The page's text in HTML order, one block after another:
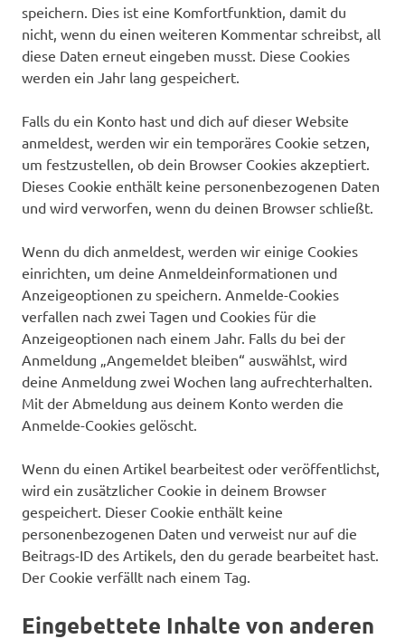
speichern. Dies ist eine Komfortfunktion, damit du
nicht, wenn du einen weiteren Kommentar schreibst, all
diese Daten erneut eingeben musst. Diese Cookies
werden ein Jahr lang gespeichert.
Falls du ein Konto hast und dich auf dieser Website
anmeldest, werden wir ein temporäres Cookie setzen,
um festzustellen, ob dein Browser Cookies akzeptiert.
Dieses Cookie enthält keine personenbezogenen Daten
und wird verworfen, wenn du deinen Browser schließt.
Wenn du dich anmeldest, werden wir einige Cookies
einrichten, um deine Anmeldeinformationen und
Anzeigeoptionen zu speichern. Anmelde-Cookies
verfallen nach zwei Tagen und Cookies für die
Anzeigeoptionen nach einem Jahr. Falls du bei der
Anmeldung „Angemeldet bleiben“ auswählst, wird
deine Anmeldung zwei Wochen lang aufrechterhalten.
Mit der Abmeldung aus deinem Konto werden die
Anmelde-Cookies gelöscht.
Wenn du einen Artikel bearbeitest oder veröffentlichst,
wird ein zusätzlicher Cookie in deinem Browser
gespeichert. Dieser Cookie enthält keine
personenbezogenen Daten und verweist nur auf die
Beitrags-ID des Artikels, den du gerade bearbeitet hast.
Der Cookie verfällt nach einem Tag.
Eingebettete Inhalte von anderen